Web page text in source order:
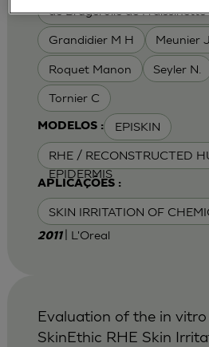
de Brugerolle de Fraissinette
Grandidier M H Meunier
Roquet Manon Seyler N.
Tornier C
MODELOS : EPISKIN
RHE / RECONSTRUCTED
EPIDERMIS
APLICAÇÕES :
SKIN IRRITATION OF
2011 | L'Oreal
Evaluation of the in
SkinEthic RHE Skin